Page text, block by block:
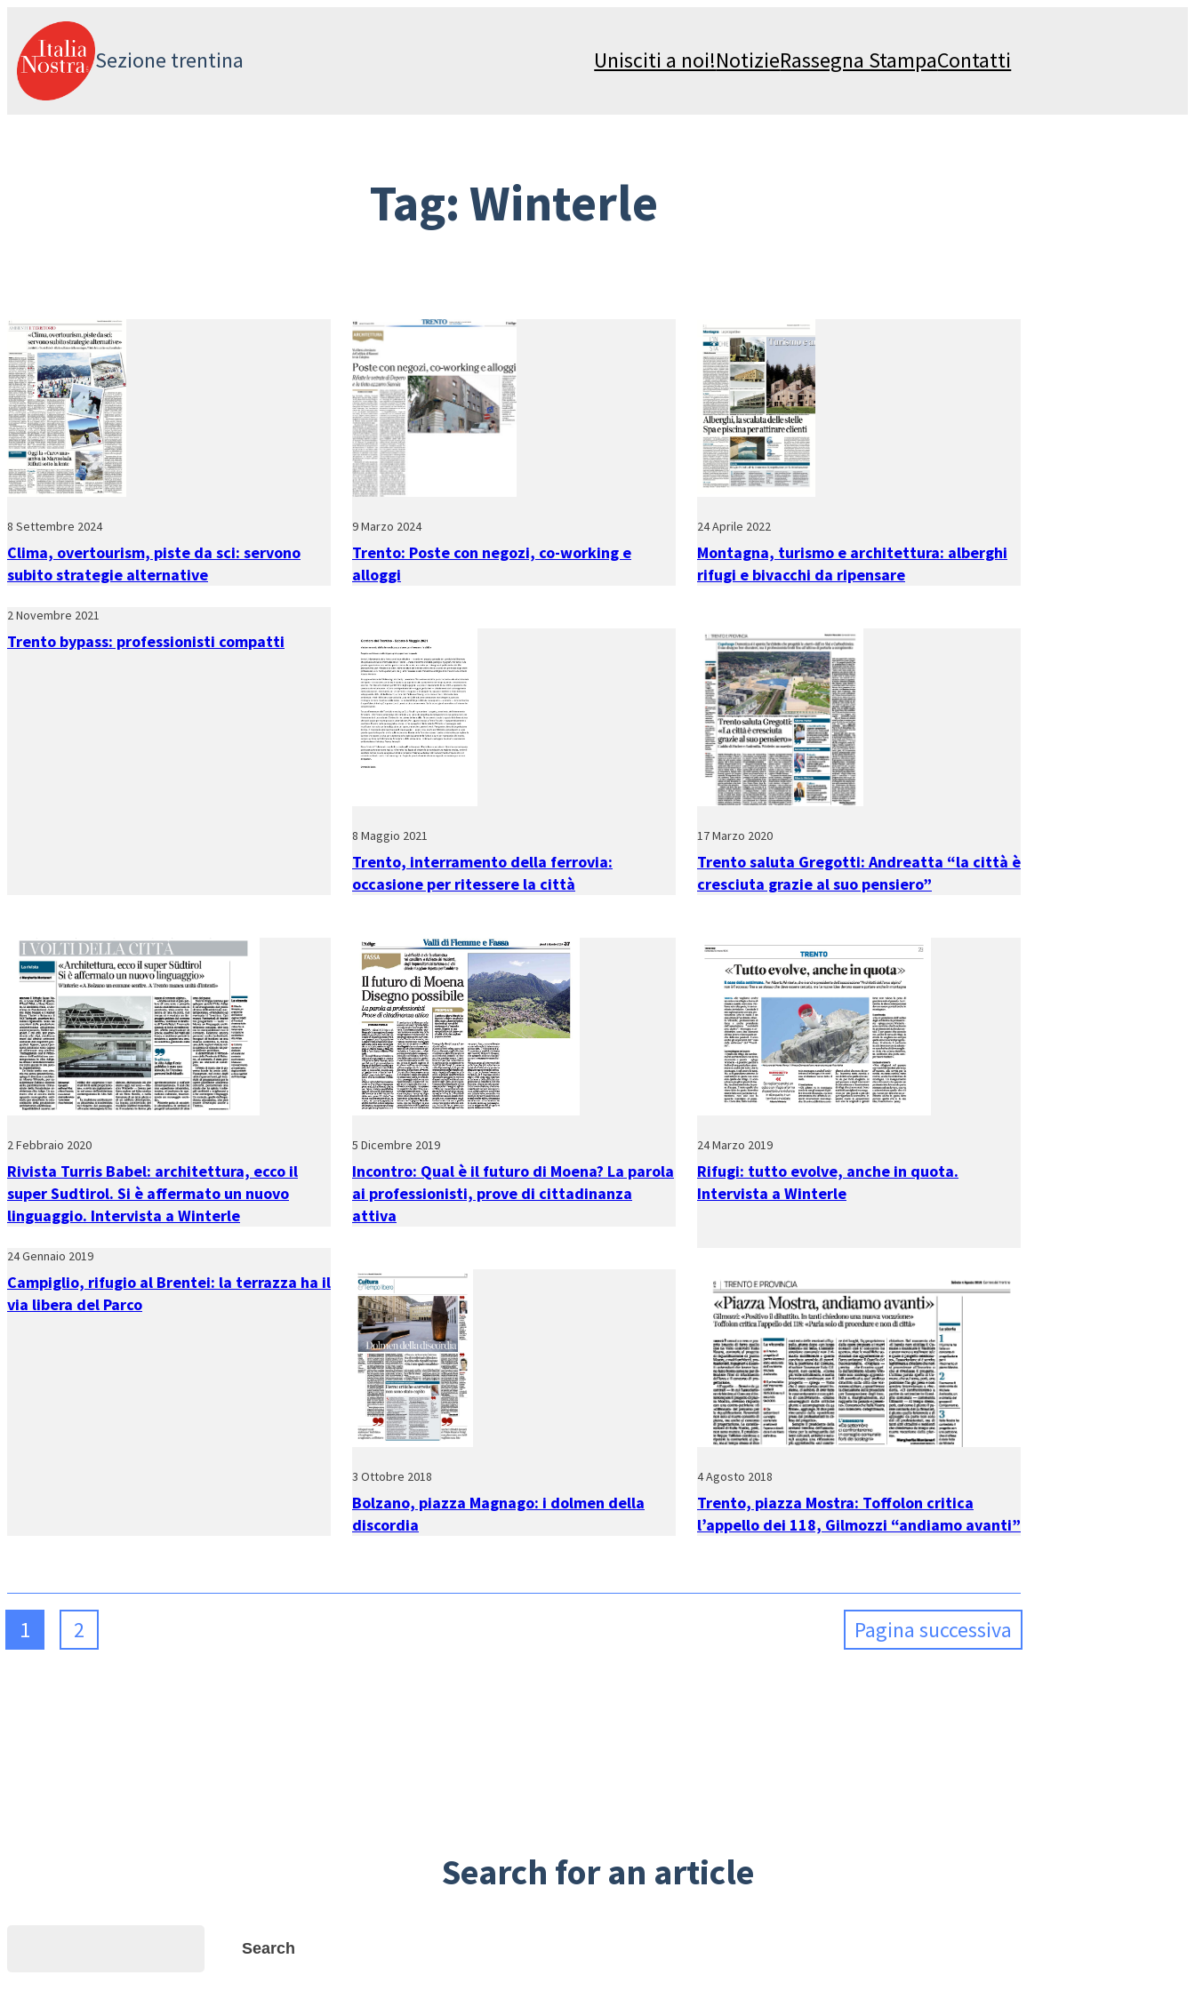
al
contenuto
Sezione trentina Unisciti a noi!NotizieRassegna StampaContatti
Tag: Winterle
8 Settembre 2024
Clima, overtourism, piste da sci: servono
subito strategie alternative
9 Marzo 2024
Trento: Poste con negozi, co-working e
alloggi
24 Aprile 2022
Montagna, turismo e architettura: alberghi
rifugi e bivacchi da ripensare
2 Novembre 2021
Trento bypass: professionisti compatti
8 Maggio 2021
Trento, interramento della ferrovia:
occasione per ritessere la città
17 Marzo 2020
Trento saluta Gregotti: Andreatta “la città è
cresciuta grazie al suo pensiero”
2 Febbraio 2020
Rivista Turris Babel: architettura, ecco il
super Sudtirol. Si è affermato un nuovo
linguaggio. Intervista a Winterle
5 Dicembre 2019
Incontro: Qual è il futuro di Moena? La parola
ai professionisti, prove di cittadinanza
attiva
24 Marzo 2019
Rifugi: tutto evolve, anche in quota.
Intervista a Winterle
24 Gennaio 2019
Campiglio, rifugio al Brentei: la terrazza ha il
via libera del Parco
3 Ottobre 2018
Bolzano, piazza Magnago: i dolmen della
discordia
4 Agosto 2018
Trento, piazza Mostra: Toffolon critica
l’appello dei 118, Gilmozzi “andiamo avanti”
1 2 Pagina successiva
Search for an article
Search